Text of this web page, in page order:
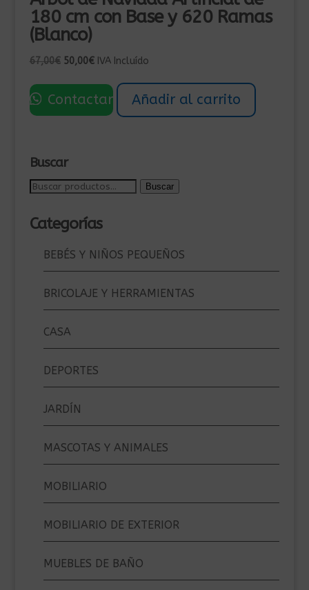
180 cm con Base y 620 Ramas
(Blanco)
67,00€ El
original
era:
50,00€El
actual
es:
IVA Incluído
Contactar Añadir al carrito
Buscar
Buscar
Buscar
Categorías
BEBÉS Y NIÑOS PEQUEÑOS
BRICOLAJE Y HERRAMIENTAS
CASA
DEPORTES
JARDÍN
MASCOTAS Y ANIMALES
MOBILIARIO
MOBILIARIO DE EXTERIOR
MUEBLES DE BAÑO